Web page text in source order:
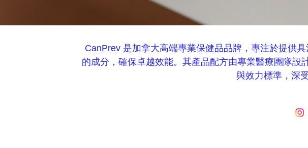
CanPrev 是加拿大高端專業保健品品牌，專注於提供
的成分，確保卓越效能。其產品配方由專業醫療團隊
與效力標準，深